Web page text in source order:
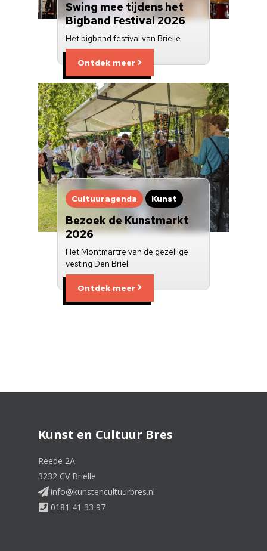
Swing mee tijdens het
Bigband Festival 2026
Het bigband festival van Brielle
Ontdek meer
Cultuuragenda Kunst
Bezoek de Kunstmarkt
2026
Het Montmartre van de gezellige
vesting Den Briel
Ontdek meer
Kunst en Cultuur Bres
Reede 2A
3232 CV Brielle
info@kunstencultuurbres.nl
0181 41 33 97